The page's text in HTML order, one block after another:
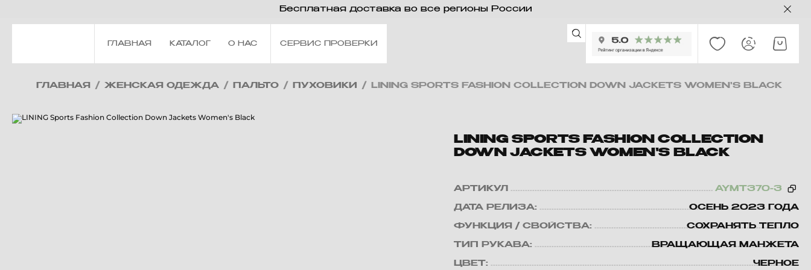
Бесплатная доставка во все регионы России
ГЛАВНАЯ КАТАЛОГ О НАС СЕРВИС ПРОВЕРКИ
ГЛАВНАЯ / ЖЕНСКАЯ ОДЕЖДА / ПАЛЬТО / ПУХОВИКИ / LINING SPORTS FASHION COLLECTION DOWN JACKETS WOMEN'S BLACK
LINING SPORTS FASHION COLLECTION
DOWN JACKETS WOMEN'S BLACK
АРТИКУЛ AYMT370-3
ДАТА РЕЛИЗА: ОСЕНЬ 2023 ГОДА
ФУНКЦИЯ / СВОЙСТВА: СОХРАНЯТЬ ТЕПЛО
ТИП РУКАВА: ВРАЩАЮЩАЯ МАНЖЕТА
ЦВЕТ: ЧЕРНОЕ